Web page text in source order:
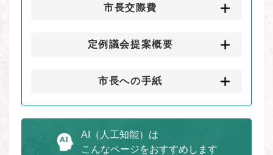
市長交際費
定例議会提案概要
市長への手紙
AI（人工知能）は
こんなページをおすすめします